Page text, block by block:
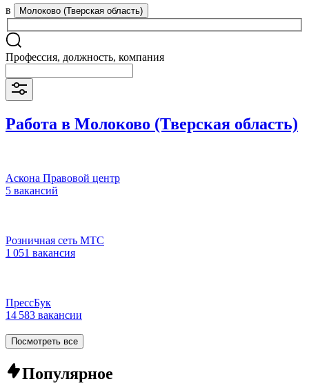
в Молоково (Тверская область)
Профессия, должность, компания
Работа в Молоково (Тверская область)
Аскона Правовой центр
5 вакансий
Розничная сеть МТС
1 051 вакансия
ПрессБук
14 583 вакансии
Посмотреть все
Популярное